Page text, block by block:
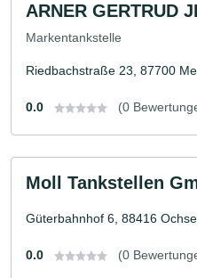
ARNER GERTRUD
Markentankstelle
Riedbachstraße 23, 87700
0.0 (0
Moll Tankstellen
Güterbahnhof 6, 88416
0.0 (0